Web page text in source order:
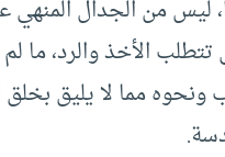
من الجدال المنهي
تتطلب الأخذ والرد،
ونحوه مما لا يليق